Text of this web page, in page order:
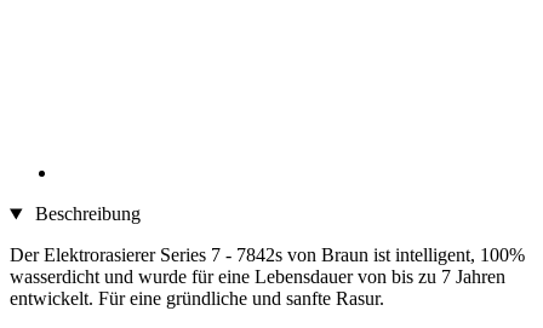
Beschreibung
Der Elektrorasierer Series 7 - 7842s von Braun ist intelligent, 100%
wasserdicht und wurde für eine Lebensdauer von bis zu 7 Jahren
entwickelt. Für eine gründliche und sanfte Rasur.